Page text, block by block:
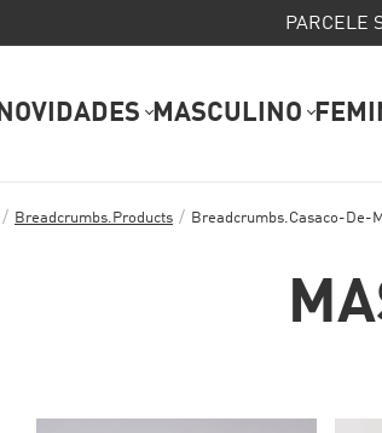
PARCELE
NOVIDADES MASCULINO
/ Breadcrumbs.products / Breadcrumbs.casaco-De-